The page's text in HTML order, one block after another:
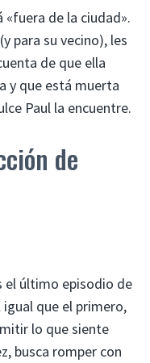
de la ciudad».
para su vecino), les
de que ella
y que está muerta
Paul la encuentre.
de
el último episodio de
igual que el primero,
lo que siente
busca romper con